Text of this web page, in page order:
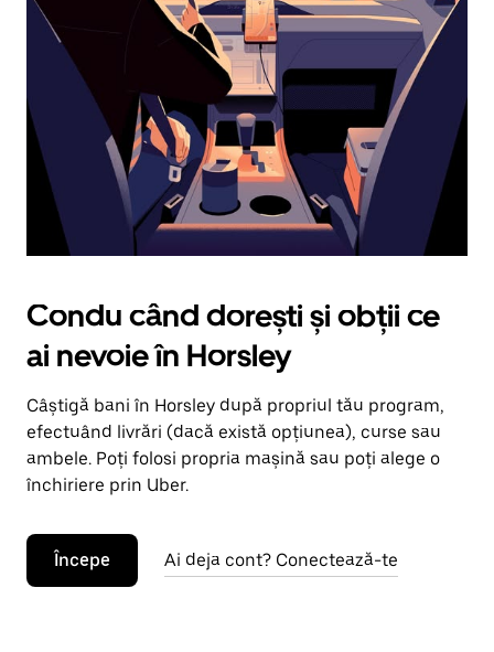
în
jos.
Închide
calendarul
apăsând
pe
butonul
Escape.
Condu când dorești și obții ce
ai nevoie în Horsley
Câștigă bani în Horsley după propriul tău program,
efectuând livrări (dacă există opțiunea), curse sau
ambele. Poți folosi propria mașină sau poți alege o
închiriere prin Uber.
Începe Ai deja cont? Conectează-te